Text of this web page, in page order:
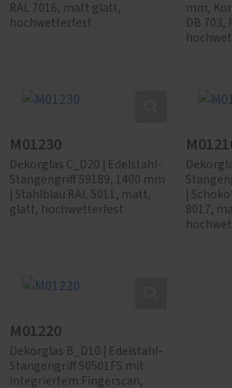
RAL 7016, matt glatt,
hochwetterfest
mm,
DB 703,
M01230
Dekorglas C_D20 | Edelstahl-
Stangengriff S9189, 1400 mm
| Stahlblau RAL 5011, matt,
glatt, hochwetterfest
|
8017,
M01220
Dekorglas B_D10 | Edelstahl-
Stangengriff S0501FS mit
integriertem Fingerscan,